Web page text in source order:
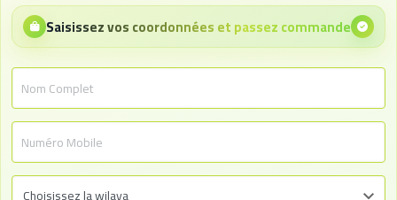
Saisissez vos coordonnées et passez commande